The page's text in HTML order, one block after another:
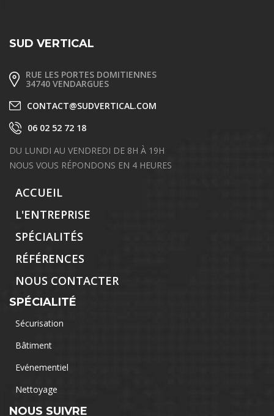
SUD VERTICAL
RUE LES PORTES DOMITIENNES
34740 VENDARGUES
CONTACT@SUDVERTICAL.COM
06 02 52 72 18
DU LUNDI AU VENDREDI DE 8H À 19H
NOUS VOUS RÉPONDONS EN 4 HEURES
ACCUEIL
L'ENTREPRISE
SPÉCIALITÉS
RÉFÉRENCES
NOUS CONTACTER
SPÉCIALITÉ
Sécurisation
Bâtiment
Evénementiel
Nettoyage
NOUS SUIVRE